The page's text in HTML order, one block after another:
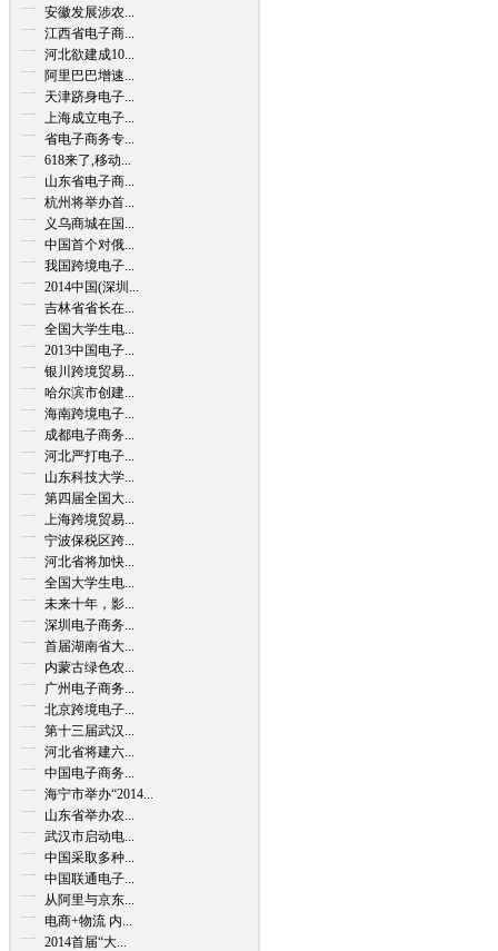
安徽发展涉农...
江西省电子商...
河北欲建成10...
阿里巴巴增速...
天津跻身电子...
上海成立电子...
省电子商务专...
618来了,移动...
山东省电子商...
杭州将举办首...
义乌商城在国...
中国首个对俄...
我国跨境电子...
2014中国(深圳...
吉林省省长在...
全国大学生电...
2013中国电子...
银川跨境贸易...
哈尔滨市创建...
海南跨境电子...
成都电子商务...
河北严打电子...
山东科技大学...
第四届全国大...
上海跨境贸易...
宁波保税区跨...
河北省将加快...
全国大学生电...
未来十年，影...
深圳电子商务...
首届湖南省大...
内蒙古绿色农...
广州电子商务...
北京跨境电子...
第十三届武汉...
河北省将建六...
中国电子商务...
海宁市举办“2014...
山东省举办农...
武汉市启动电...
中国采取多种...
中国联通电子...
从阿里与京东...
电商+物流 内...
2014首届“大...